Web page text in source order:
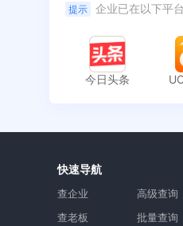
提示 企业已在以下平
今日头条
快速导航
查企业
查老板
高级查询
批量查询